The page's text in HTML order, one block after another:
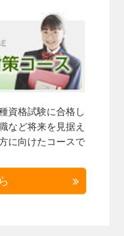
資格試験に合格し
など将来を見据え
に向けたコースで